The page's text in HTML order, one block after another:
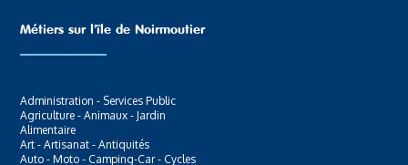
Métiers sur l’ïle de Noirmoutier
Administration - Services Public
Agriculture - Animaux - Jardin
Alimentaire
Art - Artisanat - Antiquités
Auto - Moto - Camping-Car - Cycles